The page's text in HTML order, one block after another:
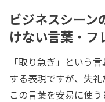
ビジネスシーン
けない言葉・フ
「取り急ぎ」という
する表現ですが、失礼
この言葉を安易に使